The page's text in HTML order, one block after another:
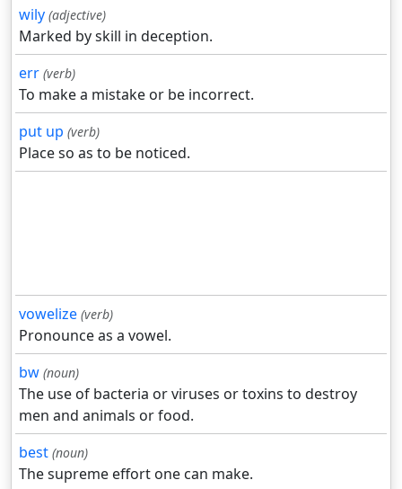
wily (adjective)
Marked by skill in deception.
err (verb)
To make a mistake or be incorrect.
put up (verb)
Place so as to be noticed.
vowelize (verb)
Pronounce as a vowel.
bw (noun)
The use of bacteria or viruses or toxins to destroy
men and animals or food.
best (noun)
The supreme effort one can make.